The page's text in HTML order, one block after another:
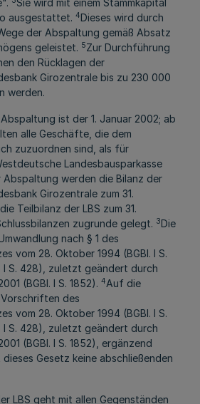
Sie wird mit einem Stammkapital
ausgestattet. 4Dieses wird durch
der Abspaltung gemäß Absatz
geleistet. 5Zur Durchführung
den Rücklagen der
Girozentrale bis zu 230 000
werden.
ist der 1. Januar 2002; ab
alle Geschäfte, die dem
zuzuordnen sind, als für
Landesbausparkasse
Abspaltung werden die Bilanz der
Girozentrale zum 31.
Teilbilanz der LBS zum 31.
zugrunde gelegt. 3Die
nach § 1 des
vom 28. Oktober 1994 (BGBl. I S.
I S. 428), zuletzt geändert durch
(BGBl. I S. 1852). 4Auf die
des
vom 28. Oktober 1994 (BGBl. I S.
I S. 428), zuletzt geändert durch
(BGBl. I S. 1852), ergänzend
Gesetz keine abschließenden
LBS geht mit allen Gegenständen